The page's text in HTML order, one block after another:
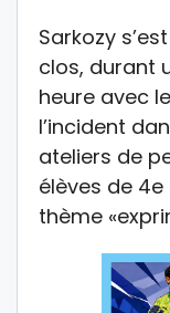
Sarkozy
clos, durant
heure avec
l’incident
ateliers de
élèves de
thème